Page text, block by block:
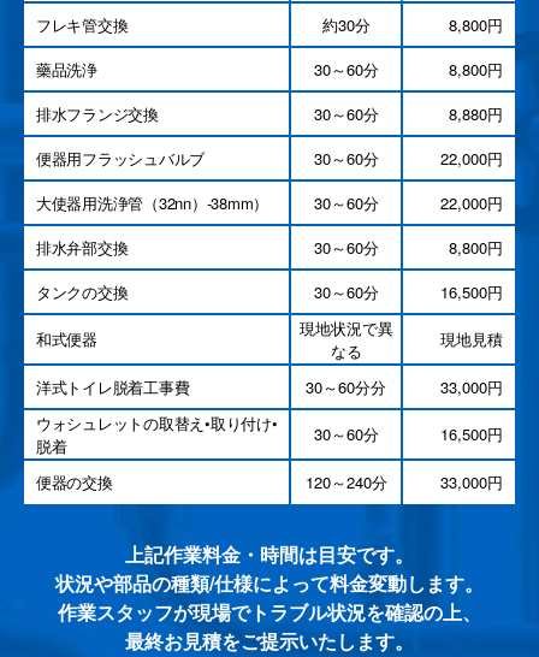
フレキ管交換
約30分
8,800円
藥品洗浄
30～60分
8,800円
排水フランジ交換
30～60分
8,880円
便器用フラッシュバルブ
30～60分
22,000円
大使器用洗浄管（32nn）-38mm）
30～60分
22,000円
排水弁部交換
30～60分
8,800円
タンクの交換
30～60分 16,500円
和式便器
現地状況で異
なる
現地見積
洋式トイレ脱着工事費 30～60分分
33,000円
ウォシュレットの取替え•取り付け•
脱着
30～60分 16,500円
便器の交換 120～240分 33,000円
上記作業料金・時間は目安です。
状況や部品の種類/仕様によって料金変動します。
作業スタッフが現場でトラブル状況を確認の上、
最終お見積をご提示いたします。